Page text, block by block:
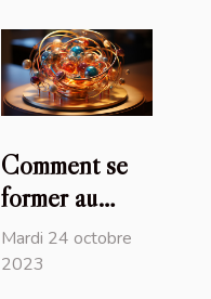
Comment se
former au
magnétisme ?
Mardi 24 octobre
2023